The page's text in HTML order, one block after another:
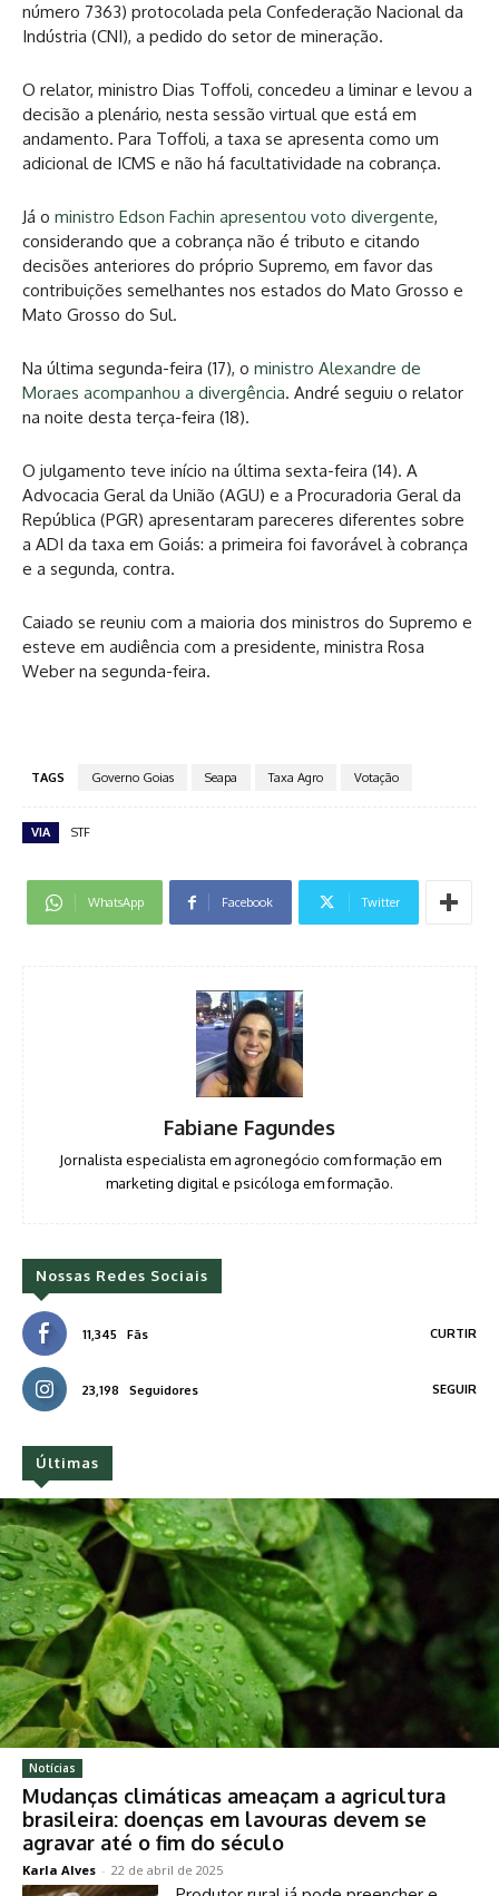
número 7363) protocolada pela Confederação Nacional da
Indústria (CNI), a pedido do setor de mineração.
O relator, ministro Dias Toffoli, concedeu a liminar e levou a
decisão a plenário, nesta sessão virtual que está em
andamento. Para Toffoli, a taxa se apresenta como um
adicional de ICMS e não há facultatividade na cobrança.
Já o ministro Edson Fachin apresentou voto divergente,
considerando que a cobrança não é tributo e citando
decisões anteriores do próprio Supremo, em favor das
contribuições semelhantes nos estados do Mato Grosso e
Mato Grosso do Sul.
Na última segunda-feira (17), o ministro Alexandre de
Moraes acompanhou a divergência. André seguiu o relator
na noite desta terça-feira (18).
O julgamento teve início na última sexta-feira (14). A
Advocacia Geral da União (AGU) e a Procuradoria Geral da
República (PGR) apresentaram pareceres diferentes sobre
a ADI da taxa em Goiás: a primeira foi favorável à cobrança
e a segunda, contra.
Caiado se reuniu com a maioria dos ministros do Supremo e
esteve em audiência com a presidente, ministra Rosa
Weber na segunda-feira.
TAGS Governo Goias Seapa Taxa Agro Votação
VIA STF
WhatsApp Facebook Twitter
Fabiane Fagundes
Jornalista especialista em agronegócio com formação em
marketing digital e psicóloga em formação.
Nossas Redes Sociais
11,345 Fãs CURTIR
23,198 Seguidores SEGUIR
Últimas
Notícias
Mudanças climáticas ameaçam a agricultura
brasileira: doenças em lavouras devem se
agravar até o fim do século
Karla Alves - 22 de abril de 2025